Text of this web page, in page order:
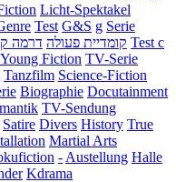
Licht-Spektakel
Test G&S g Serie
קומדיית פעולה דרמה
Test c
Young Fiction TV-Serie
Tanzfilm Science-Fiction
Biographie Docutainment
TV-Sendung
Satire Divers History True
Martial Arts
- Austellung Halle
Kdrama